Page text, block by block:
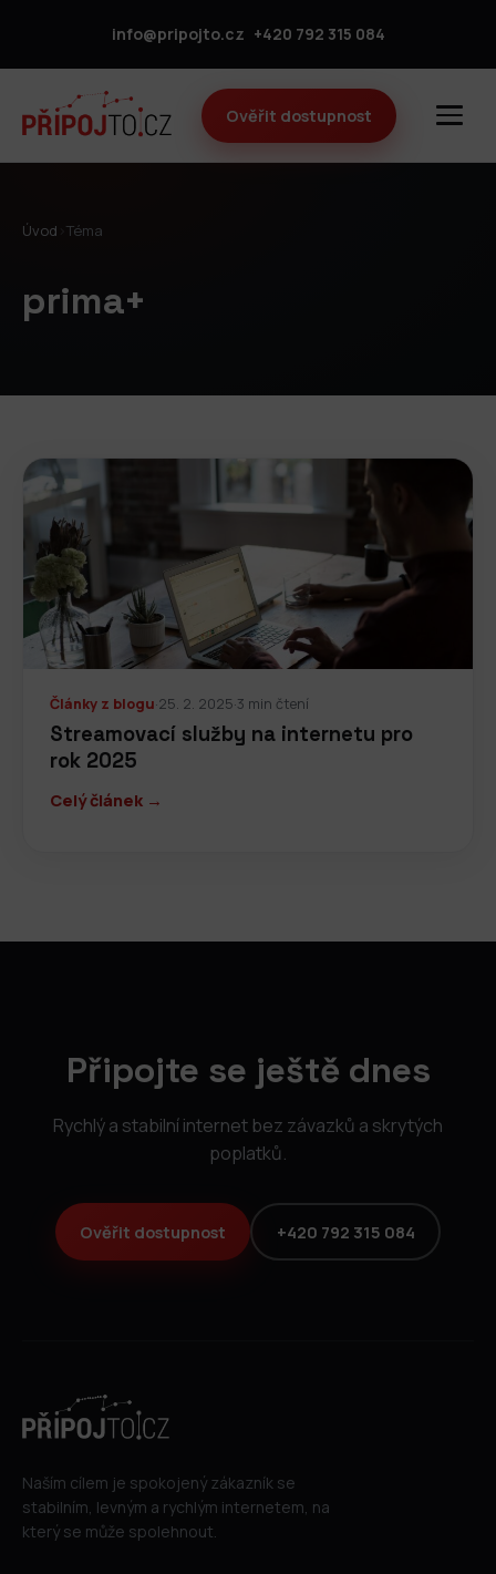
info@pripojto.cz +420 792 315 084
Ověřit dostupnost
Úvod Téma
prima+
Články z blogu·25. 2. 2025·3 min čtení
Streamovací služby na internetu pro
rok 2025
Celý článek →
Připojte se ještě dnes
Rychlý a stabilní internet bez závazků a skrytých
poplatků.
Ověřit dostupnost +420 792 315 084
Naším cílem je spokojený zákazník se
stabilním, levným a rychlým internetem, na
který se může spolehnout.